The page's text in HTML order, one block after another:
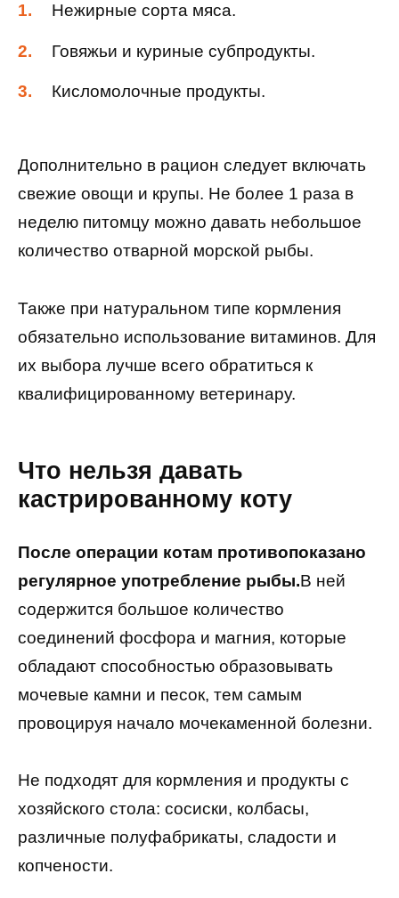
Нежирные сорта мяса.
Говяжьи и куриные субпродукты.
Кисломолочные продукты.
Дополнительно в рацион следует включать
свежие овощи и крупы. Не более 1 раза в
неделю питомцу можно давать небольшое
количество отварной морской рыбы.
Также при натуральном типе кормления
обязательно использование витаминов. Для
их выбора лучше всего обратиться к
квалифицированному ветеринару.
Что нельзя давать
кастрированному коту
После операции котам противопоказано
регулярное употребление рыбы.В ней
содержится большое количество
соединений фосфора и магния, которые
обладают способностью образовывать
мочевые камни и песок, тем самым
провоцируя начало мочекаменной болезни.
Не подходят для кормления и продукты с
хозяйского стола: сосиски, колбасы,
различные полуфабрикаты, сладости и
копчености.